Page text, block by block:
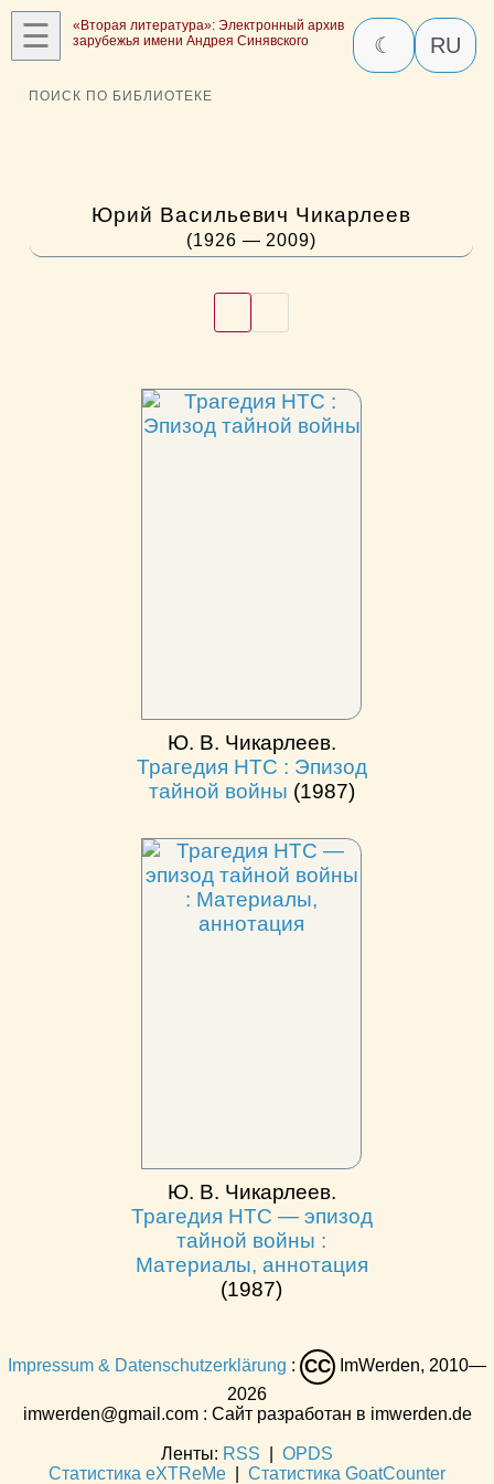
☰
«Вторая литература»: Электронный архив
зарубежья имени Андрея Синявского
☾ RU
ПОИСК ПО БИБЛИОТЕКЕ
Юрий Васильевич Чикарлеев
(1926 — 2009)
Ю. В. Чикарлеев.
Трагедия НТС : Эпизод
тайной войны (1987)
Ю. В. Чикарлеев.
Трагедия НТС — эпизод
тайной войны :
Материалы, аннотация
(1987)
Impressum & Datenschutzerklärung : CC
ImWerden, 2010—
2026
imwerden@gmail.com : Сайт разработан в imwerden.de
Ленты: RSS
OPDS
Статистика eXTReMe
Статистика GoatCounter